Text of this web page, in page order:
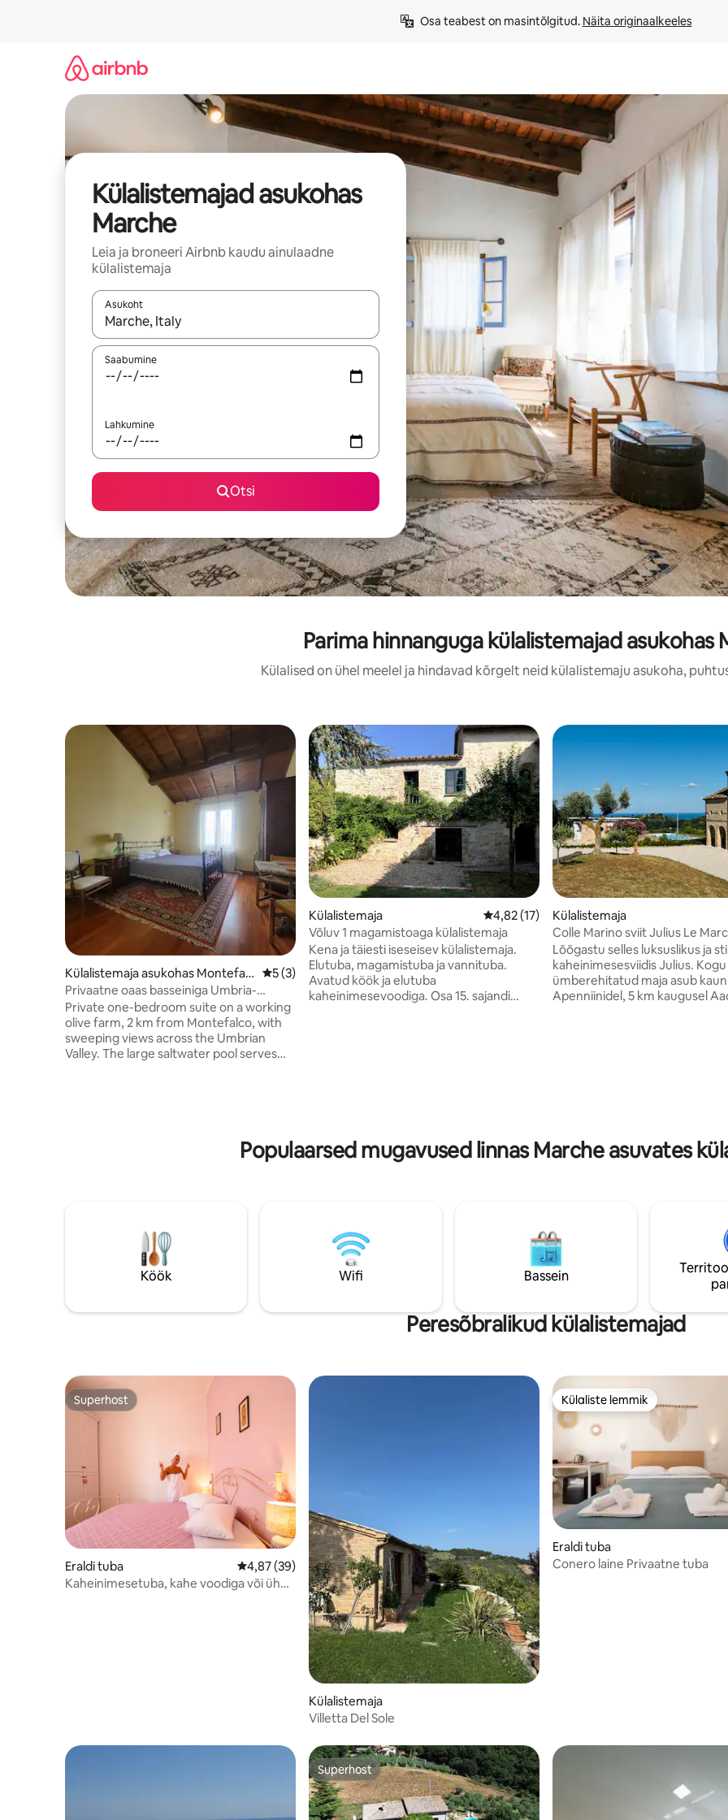
Osa teabest on masintõlgitud. Näita originaalkeeles
Külalistemajad asukohas
Marche
Leia ja broneeri Airbnb kaudu ainulaadne
külalistemaja
Asukoht
Kui tulemused on kuvatud, liigu ekraanil nooleklahvidega või puuduta või tõmba mööda ekraani.
Saabumine
Lahkumine
Otsi
Parima hinnanguga külalistemajad asukohas
Külalised on ühel meelel ja hindavad kõrgelt neid külalistemaju asukoha,
Külalistemaja asukohas Montefalc
o
Keskmine hinnang 5/5, 3 hinnangut
5 (3)
Privaatne oaas basseiniga Umbria-
Levante südames
Private one-bedroom suite on a working
olive farm, 2 km from Montefalco, with
sweeping views across the Umbrian
Valley. The large saltwater pool serves
BBQ and outdoor dining. Fold-out bed
available. 15 min to the train; Rome or
Külalistemaja Keskmine hinnang 4,82/5, 17 hinnangut
4,82 (17)
Võluv 1 magamistoaga külalistemaja
Kena ja täiesti iseseisev külalistemaja.
Elutuba, magamistuba ja vannituba.
Avatud köök ja elutuba
kaheinimesevoodiga. Osa 15. sajandi
Külalistemaja
Colle Marino sviit Julius Le
Lõõgastu selles luksuslikus ja
kaheinimesesviidis Julius. Kogu
ümberehitatud maja asub
Apenniinidel, 5 km kaugusel
Populaarsed mugavused linnas Marche asuvates
Köök Wifi Bassein
Peresõbralikud külalistemajad
Superhost
Superhost
Eraldi tuba Keskmine hinnang 4,87/5, 39 hinnangut
4,87 (39)
Kaheinimesetuba, kahe voodiga või ühe
Külalistemaja
Villetta Del Sole
Külaliste lemmik
Külaliste lemmik
Eraldi tuba
Conero laine Privaatne tuba
Superhost
Superhost